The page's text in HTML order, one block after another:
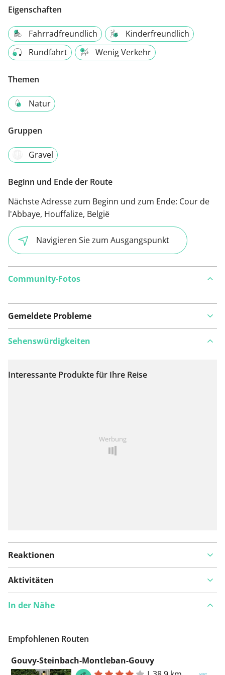
Eigenschaften
Fahrradfreundlich
Kinderfreundlich
Rundfahrt
Wenig Verkehr
Themen
Natur
Gruppen
Gravel
Beginn und Ende der Route
Nächste Adresse zum Beginn und zum Ende: Cour de
l'Abbaye, Houffalize, België
Navigieren Sie zum Ausgangspunkt
Community-Fotos
Gemeldete Probleme
Auf Karte anzeigen
Sehenswürdigkeiten
Interessante Produkte für Ihre Reise
Werbung
Reaktionen
Aktivitäten
In der Nähe
Empfohlenen Routen
Gouvy-Steinbach-Montleban-Gouvy